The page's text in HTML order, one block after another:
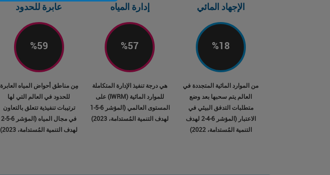
الإجهاد المائي
%18
من الموارد المائية المتجددة في
العالم يتم سحبها بعد وضع
متطلبات التدفق البيئي في
الاعتبار (المؤشر 6-4-2 لهدف
التنمية المُستدامة، 2022)
إدارة المياه
%57
هي درجة تنفيذ الإدارة المتكاملة
للموارد المائية (IWRM) على
المستوى العالمي (المؤشر 6-5-1
لهدف التنمية المُستدامة، 2023)
عابرة للحدود
%59
مِن مناطق أحواض المياه العابرة
للحدود في العالم التي لها
ترتيبات تنفيذية تتعلق بالتعاون
في مجال المياه (المؤشر 6-5-2
لهدف التنمية المُستدامة، 2023)